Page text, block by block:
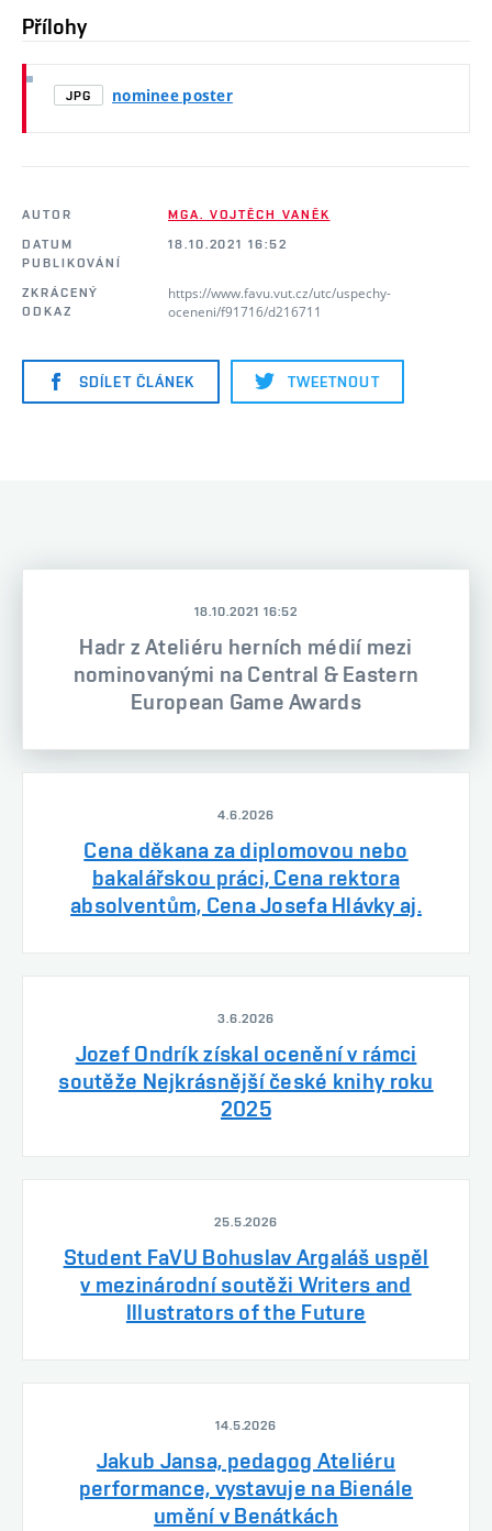
Přílohy
JPG nominee poster
AUTOR
MGA. VOJTĚCH VANĚK
DATUM
PUBLIKOVÁNÍ
18.10.2021 16:52
ZKRÁCENÝ
ODKAZ
https://www.favu.vut.cz/utc/uspechy-
oceneni/f91716/d216711
SDÍLET ČLÁNEK TWEETNOUT
18.10.2021 16:52
Hadr z Ateliéru herních médií mezi
nominovanými na Central & Eastern
European Game Awards
4.6.2026
Cena děkana za diplomovou nebo
bakalářskou práci, Cena rektora
absolventům, Cena Josefa Hlávky aj.
3.6.2026
Jozef Ondrík získal ocenění v rámci
soutěže Nejkrásnější české knihy roku
2025
25.5.2026
Student FaVU Bohuslav Argaláš uspěl
v mezinárodní soutěži Writers and
Illustrators of the Future
14.5.2026
Jakub Jansa, pedagog Ateliéru
performance, vystavuje na Bienále
umění v Benátkách